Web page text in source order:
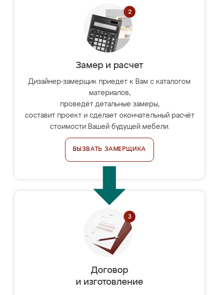
Замер и расчет
Дизайнер-замерщик приедет к Вам с каталогом
материалов,
проведёт детальные замеры,
составит проект и сделает окончательный расчёт
стоимости Вашей будущей мебели.
ВЫЗВАТЬ ЗАМЕРЩИКА
Договор
и изготовление